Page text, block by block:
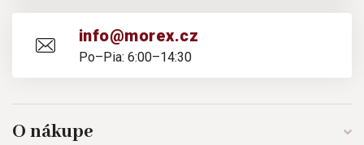
info@morex.cz
Po–Pia: 6:00–14:30
O nákupe